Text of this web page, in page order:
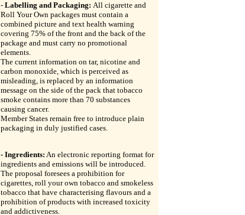
- Labelling and Packaging: All cigarette and
Roll Your Own packages must contain a
combined picture and text health warning
covering 75% of the front and the back of the
package and must carry no promotional
elements.
The current information on tar, nicotine and
carbon monoxide, which is perceived as
misleading, is replaced by an information
message on the side of the pack that tobacco
smoke contains more than 70 substances
causing cancer.
Member States remain free to introduce plain
packaging in duly justified cases.
- Ingredients: An electronic reporting format for
ingredients and emissions will be introduced.
The proposal foresees a prohibition for
cigarettes, roll your own tobacco and smokeless
tobacco that have characterising flavours and a
prohibition of products with increased toxicity
and addictiveness.